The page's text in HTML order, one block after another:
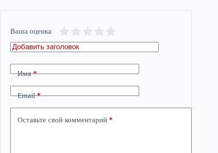
Ваша оценка
Имя*
Email*
Оставьте свой комментарий *